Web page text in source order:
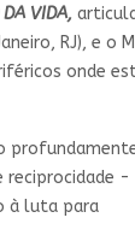
DA VIDA,
RJ), e o
onde
reciprocidade -
à luta para